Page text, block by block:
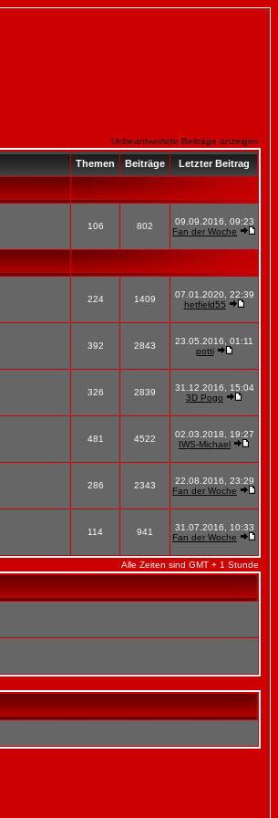
Unbeantwortete Beiträge anzeigen
Themen Beiträge Letzter Beitrag
106 802
09.09.2016, 09:23
Fan der Woche
224 1409
07.01.2020, 22:39
hetfield55
392 2843
23.05.2016, 01:11
potti
326 2839
31.12.2016, 15:04
3D Pogo
481 4522
02.03.2018, 19:27
IWS-Michael
286 2343
22.08.2016, 23:29
Fan der Woche
114 941
31.07.2016, 10:33
Fan der Woche
Alle Zeiten sind GMT + 1 Stunde